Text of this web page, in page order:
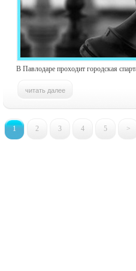
В Павлодаре проходит городская
1 2 3 4 5 >